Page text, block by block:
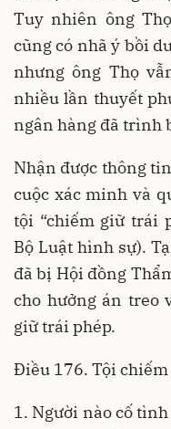
Tuy nhiên ông
cũng có nhã ý bồi
nhưng ông Thọ
nhiều lần thuyết
ngân hàng đã trình
Nhận được thông
cuộc xác minh và
tội “chiếm giữ trái
Bộ Luật hình sự).
đã bị Hội đồng
cho hưởng án treo
giữ trái phép.
Điều 176. Tội
1. Người nào cố